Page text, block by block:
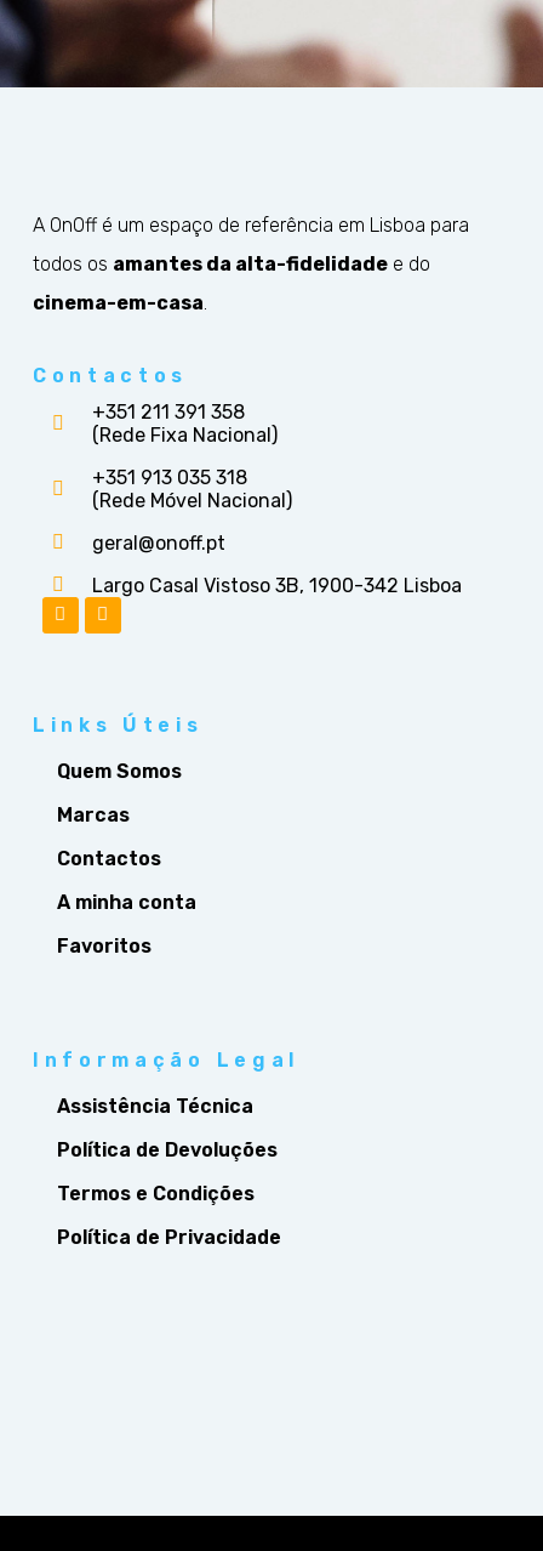
A OnOff é um espaço de referência em Lisboa para
todos os amantes da alta-fidelidadee do
cinema-em-casa
Contactos
+351 211 391 358
(Rede Fixa Nacional)
+351 913 035 318
(Rede Móvel Nacional)
geral@onoff.pt
Largo Casal Vistoso 3B, 1900-342 Lisboa
Links Úteis
Quem Somos
Marcas
Contactos
A minha conta
Favoritos
Informação Legal
Assistência Técnica
Política de Devoluções
Termos e Condições
Política de Privacidade